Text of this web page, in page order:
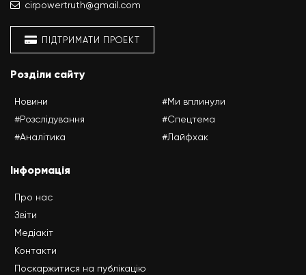
cirpowertruth@gmail.com
ПІДТРИМАТИ ПРОЕКТ
Розділи сайту
Новини
#Розслідування
#Аналітика
#Ми вплинули
#Спецтема
#Лайфхак
Інформація
Про нас
Звіти
Медіакіт
Контакти
Поскаржитися на публікацію